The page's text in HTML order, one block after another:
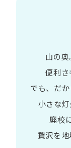
山の​
便利
でも、​だ
小さな​
廃校
贅沢を